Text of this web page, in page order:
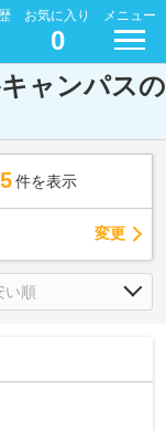
お気に入り
0
メニュー
ャンパスの
件を表示
変更